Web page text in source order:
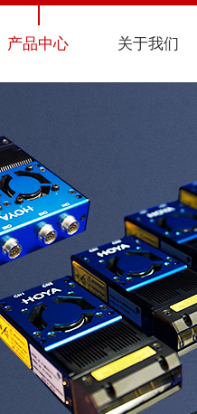
产品中心 关于我们